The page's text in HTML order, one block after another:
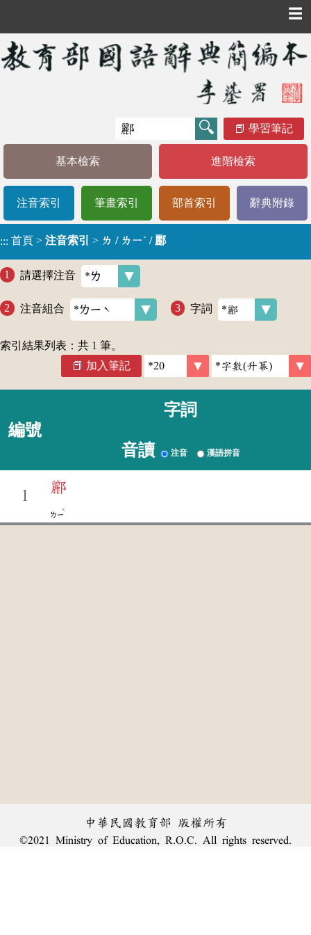
☰
學習筆記
基本檢索 進階檢索
注音索引 筆畫索引 部首索引 辭典附錄
::: 首頁 > 注音索引 > ㄌ / ㄌㄧˋ / 酈
請選擇注音
注音組合 字詞
索引結果列表：共 1 筆。
加入筆記
編號
字詞
音讀 注音 漢語拼音
1
酈
ㄌㄧ
ˋ
中華民國教育部 版權所有
©2021 Ministry of Education, R.O.C. All rights reserved.